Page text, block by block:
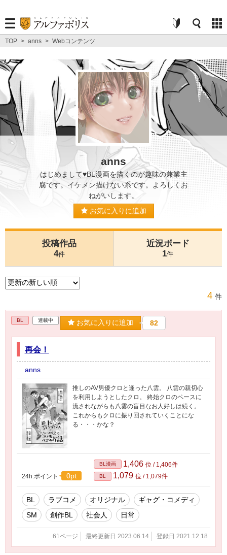
TOP > anns > Webコンテンツ
anns
はじめまして♥BL漫画を描くのが趣味の兼業主
腐です。イケメン描けない系です。よろしくお
ねがいします。
お気に入りに追加
投稿作品
4件
近況ボード
1件
4 件
BL 連載中 お気に入りに追加 82
再会！
anns
推しのAV男優クロと逢った八雲。 八雲の親切心
を利用しようとしたクロ。 終始クロのペースに
流されながらも八雲の盲目なお人好しは続く。
これからもクロに振り回されていくことにな
る・・・かな？
24h.ポイント 0pt
BL漫画 1,406 位 / 1,406件
BL 1,079 位 / 1,079件
BL ラブコメ オリジナル
ギャグ・コメディ
SM
創作BL 社会人 日常
61ページ 最終更新日 2023.06.14 登録日 2021.12.18